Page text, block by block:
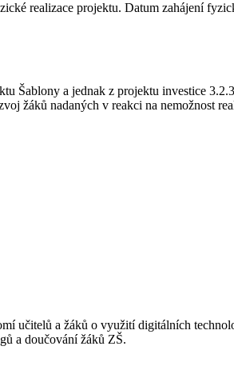
realizace projektu. Datum zahájení
Šablony a jednak z projektu investice
žáků nadaných v reakci na nemožnost
učitelů a žáků o využití digitálních
a doučování žáků ZŠ.